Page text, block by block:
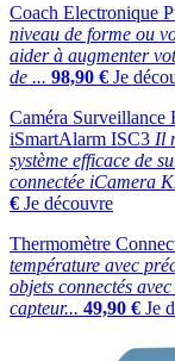
Coach Electronique
niveau de forme ou
aider à augmenter
de ... 98,90 € Je
Caméra
iSmartAlarm ISC3 Il
système efficace de
connectée iCamera
€ Je découvre
Thermomètre
température avec
objets connectés
capteur... 49,90 € Je